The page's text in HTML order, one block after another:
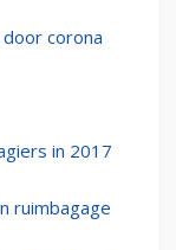
corona
in 2017
ruimbagage